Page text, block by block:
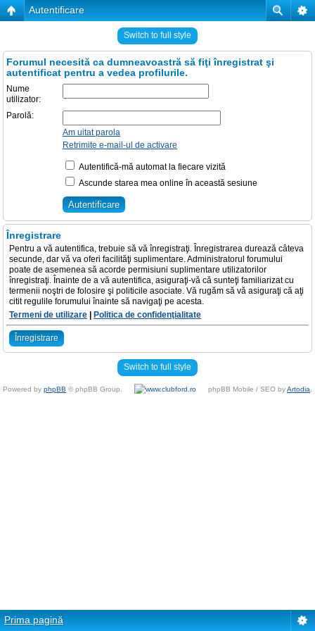
Autentificare
Switch to full style
Forumul necesită ca dumneavoastră să fiţi înregistrat şi
autentificat pentru a vedea profilurile.
Nume
utilizator:
Parolă:
Am uitat parola
Retrimite e-mail-ul de activare
Autentifică-mă automat la fiecare vizită
Ascunde starea mea online în această sesiune
Înregistrare
Pentru a vă autentifica, trebuie să vă înregistraţi. Înregistrarea durează câteva
secunde, dar vă va oferi facilităţi suplimentare. Administratorul forumului
poate de asemenea să acorde permisiuni suplimentare utilizatorilor
înregistraţi. Înainte de a vă autentifica, asiguraţi-vă că sunteţi familiarizat cu
termenii noştri de folosire şi politicile asociate. Vă rugăm să vă asiguraţi că aţi
citit regulile forumului înainte să navigaţi pe acesta.
Termeni de utilizare
Politica de confidenţialitate
Înregistrare
Switch to full style
Powered by phpBB © phpBB Group. phpBB Mobile / SEO byArtodia
Prima pagină